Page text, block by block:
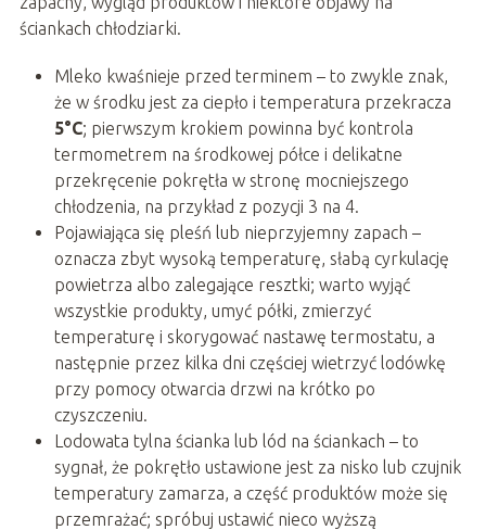
ściankach chłodziarki.
Mleko kwaśnieje przed terminem – to zwykle znak,
że w środku jest za ciepło i temperatura przekracza
5°C; pierwszym krokiem powinna być kontrola
termometrem na środkowej półce i delikatne
przekręcenie pokrętła w stronę mocniejszego
chłodzenia, na przykład z pozycji 3 na 4.
Pojawiająca się pleśń lub nieprzyjemny zapach –
oznacza zbyt wysoką temperaturę, słabą cyrkulację
powietrza albo zalegające resztki; warto wyjąć
wszystkie produkty, umyć półki, zmierzyć
temperaturę i skorygować nastawę termostatu, a
następnie przez kilka dni częściej wietrzyć lodówkę
przy pomocy otwarcia drzwi na krótko po
czyszczeniu.
Lodowata tylna ścianka lub lód na ściankach – to
sygnał, że pokrętło ustawione jest za nisko lub czujnik
temperatury zamarza, a część produktów może się
przemrażać; spróbuj ustawić nieco wyższą